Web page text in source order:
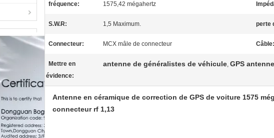
fréquence: 1575,42 mégahertz
S.W.R: 1,5 Maximum. perte
Connecteur: MCX mâle de connecteur Câble:
Mettre en
évidence:
antenne de généralistes de véhicule, GPS
Antenne en céramique de correction de GPS de voiture 1575
connecteur rf 1,13